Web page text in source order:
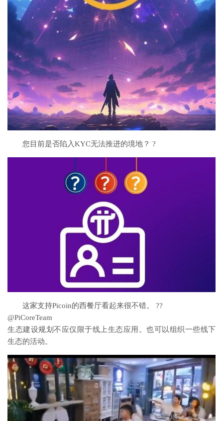
您目前是否陷入KYC无法推进的境地？ ?
这家支持Picoin的西餐厅看起来很不错。 ??
@PiCoreTeam
生态建设规划不应仅限于线上生态应用。也可以组织一些线下
生态的活动。